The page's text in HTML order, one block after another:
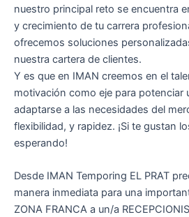
nuestro principal reto se encuentra
y crecimiento de tu carrera
ofrecemos soluciones
nuestra cartera de clientes.
Y es que en IMAN creemos en el
motivación como eje para potenciar
adaptarse a las necesidades del
flexibilidad, y rapidez. ¡Si te gustan
esperando!
Desde IMAN Temporing EL PRAT
manera inmediata para una
ZONA FRANCA a un/a